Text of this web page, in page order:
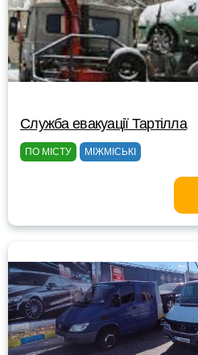
Служба евакуації Тартілла
ПО МІСТУ МІЖМІСЬКІ